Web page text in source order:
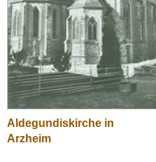
Aldegundiskirche in
Arzheim